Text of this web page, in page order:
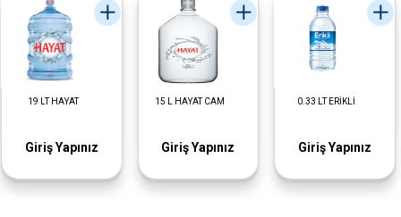
19 LT HAYAT
Giriş Yapınız
15 L HAYAT CAM
Giriş Yapınız
0.33 LT ERİKLİ
Giriş Yapınız